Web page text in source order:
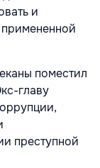
и
примененной
поместил
главу
преступной